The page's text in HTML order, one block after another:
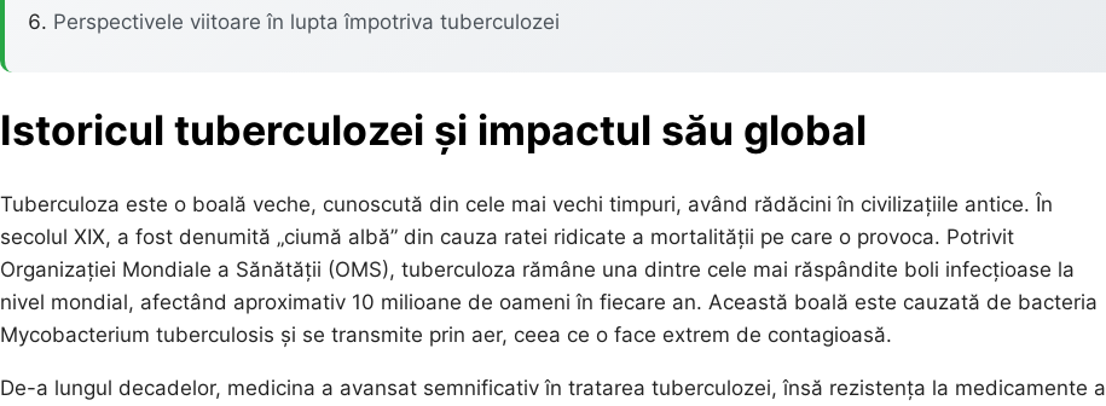
Perspectivele viitoare în lupta împotriva tuberculozei
Istoricul tuberculozei și impactul său global
Tuberculoza este o boală veche, cunoscută din cele mai vechi timpuri, având rădăcini în civilizațiile antice. În
secolul XIX, a fost denumită „ciumă albă” din cauza ratei ridicate a mortalității pe care o provoca. Potrivit
Organizației Mondiale a Sănătății (OMS), tuberculoza rămâne una dintre cele mai răspândite boli infecțioase la
nivel mondial, afectând aproximativ 10 milioane de oameni în fiecare an. Această boală este cauzată de bacteria
Mycobacterium tuberculosis și se transmite prin aer, ceea ce o face extrem de contagioasă.
De-a lungul decadelor, medicina a avansat semnificativ în tratarea tuberculozei, însă rezistența la medicamente a